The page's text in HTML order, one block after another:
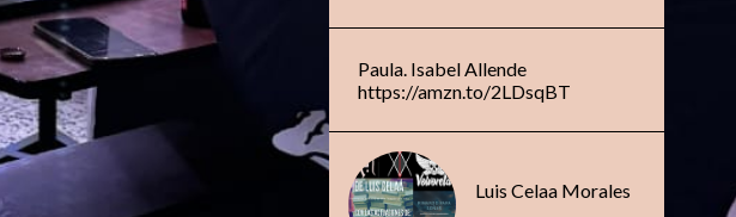
Paula. Isabel Allende
https://amzn.to/2LDsqBT
Luis Celaa Morales